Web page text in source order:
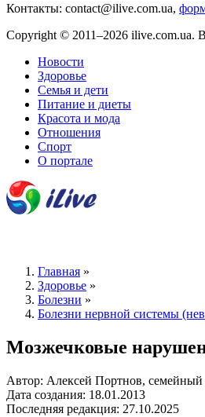
Контакты: contact@ilive.com.ua,
Copyright © 2011–2026 ilive.com.ua.
Новости
Здоровье
Семья и дети
Питание и диеты
Красота и мода
Отношения
Спорт
О портале
Главная »
Здоровье »
Болезни »
Болезни нервной системы
Мозжечковые
Автор: Алексей Портнов, семейный
Дата создания: 18.01.2013
Последняя редакция: 27.10.2025